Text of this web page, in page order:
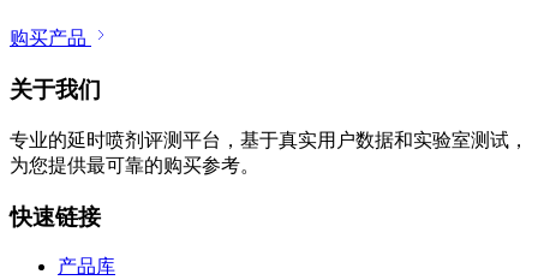
购买产品
关于我们
专业的延时喷剂评测平台，基于真实用户数据和实验室测试，
为您提供最可靠的购买参考。
快速链接
产品库